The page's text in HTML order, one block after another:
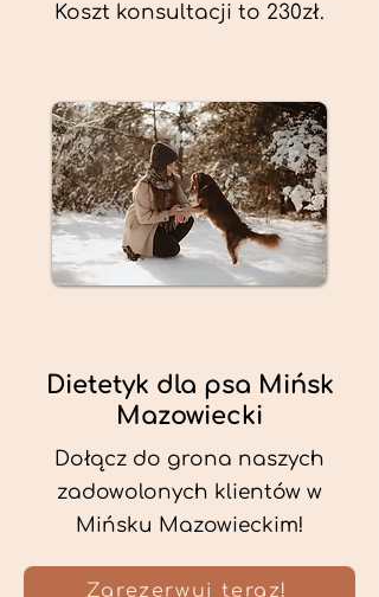
Koszt konsultacji to 230zł.
Dietetyk dla psa Mińsk
Mazowiecki
Dołącz do grona naszych
zadowolonych klientów w
Mińsku Mazowieckim!
Zarezerwuj teraz!